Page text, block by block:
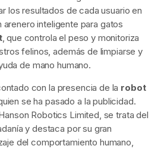
los resultados de cada usuario en
arenero inteligente para gatos
, que controla el peso y monitoriza
felinos, además de limpiarse y
de mano humano.
con la presencia de la robot
se ha pasado a la publicidad.
Robotics Limited, se trata del
y destaca por su gran
del comportamiento humano,